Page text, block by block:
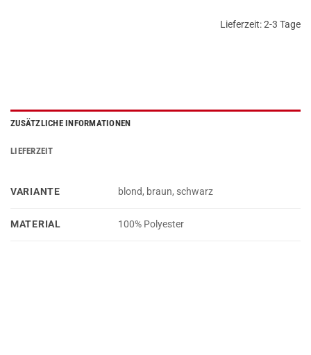
Lieferzeit:2-3 Tage
ZUSÄTZLICHE INFORMATIONEN
LIEFERZEIT
VARIANTE blond, braun, schwarz
MATERIAL 100% Polyester